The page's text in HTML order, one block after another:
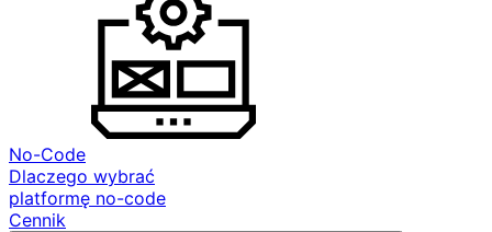
No-Code
Dlaczego wybrać
platformę no-code
Cennik